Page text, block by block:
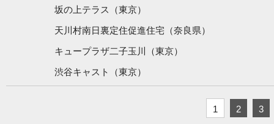
坂の上テラス（東京）
天川村南日裏定住促進住宅（奈良県）
キュープラザ二子玉川（東京）
渋谷キャスト（東京）
1 2 3